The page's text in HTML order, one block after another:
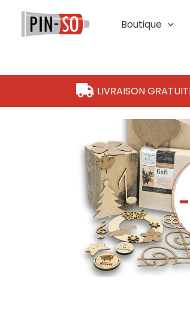
contenu
Boutique
LIVRAISON